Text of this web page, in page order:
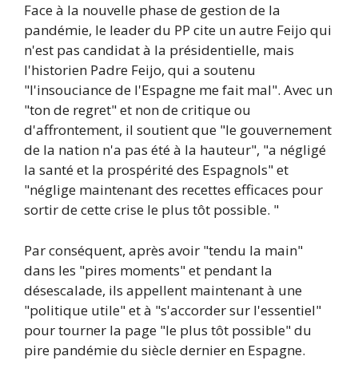
Face à la nouvelle phase de gestion de la
pandémie, le leader du PP cite un autre Feijo qui
n'est pas candidat à la présidentielle, mais
l'historien Padre Feijo, qui a soutenu
"l'insouciance de l'Espagne me fait mal". Avec un
"ton de regret" et non de critique ou
d'affrontement, il soutient que "le gouvernement
de la nation n'a pas été à la hauteur", "a négligé
la santé et la prospérité des Espagnols" et
"néglige maintenant des recettes efficaces pour
sortir de cette crise le plus tôt possible. "
Par conséquent, après avoir "tendu la main"
dans les "pires moments" et pendant la
désescalade, ils appellent maintenant à une
"politique utile" et à "s'accorder sur l'essentiel"
pour tourner la page "le plus tôt possible" du
pire pandémie du siècle dernier en Espagne.